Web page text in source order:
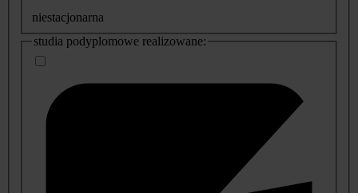
niestacjonarna
studia podyplomowe realizowane: